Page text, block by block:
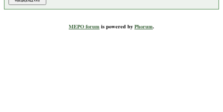
MEPO forumis powered byPhorum.